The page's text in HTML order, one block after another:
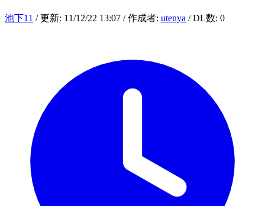
池下11 / 更新: 11/12/22 13:07 / 作成者: utenya / DL数: 0